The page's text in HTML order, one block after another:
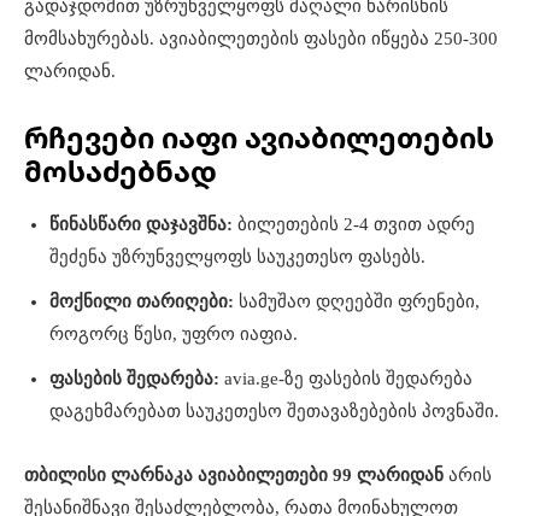
გადაჯდომით უზრუნველყოფს მაღალი ხარისხის
მომსახურებას. ავიაბილეთების ფასები იწყება 250-300
ლარიდან.
რჩევები იაფი ავიაბილეთების
მოსაძებნად
წინასწარი დაჯავშნა: ბილეთების 2-4 თვით ადრე
შეძენა უზრუნველყოფს საუკეთესო ფასებს.
მოქნილი თარიღები: სამუშაო დღეებში ფრენები,
როგორც წესი, უფრო იაფია.
ფასების შედარება: avia.ge-ზე ფასების შედარება
დაგეხმარებათ საუკეთესო შეთავაზებების პოვნაში.
თბილისი ლარნაკა ავიაბილეთები 99 ლარიდან არის
შესანიშნავი შესაძლებლობა, რათა მოინახულოთ